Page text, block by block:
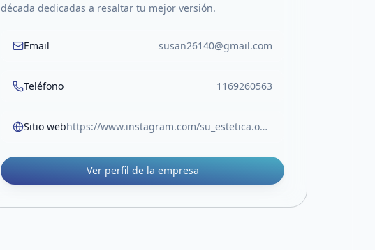
década dedicadas a resaltar tu mejor versión.
Email susan26140@gmail.com
Teléfono 1169260563
Sitio web https://www.instagram.com/su_estetica.ok?utm_source=ig_web_button_share_sheet&igsh=ZDNlZDc0MzIxNw==
Ver perfil de la empresa